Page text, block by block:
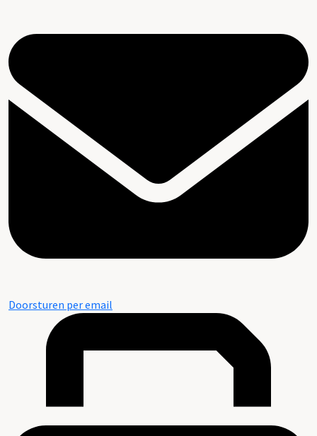
Doorsturen per email